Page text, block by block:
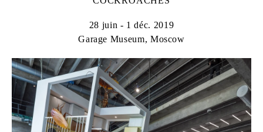
28 juin - 1 déc. 2019
Garage Museum, Moscow